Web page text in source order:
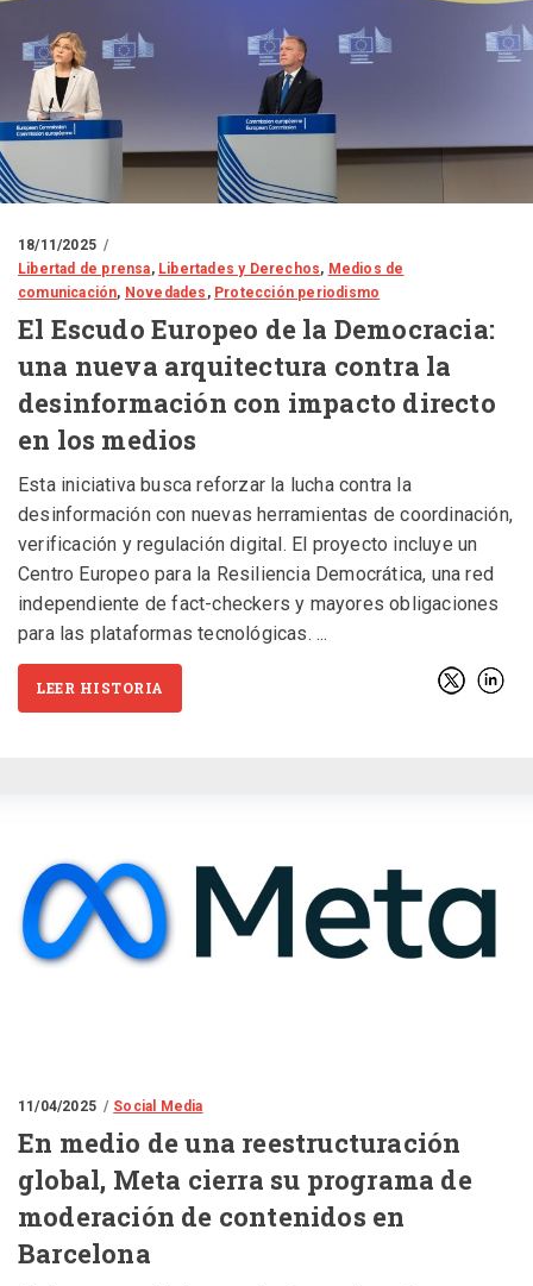
18/11/2025
Libertad de prensa, Libertades y Derechos, Medios de
comunicación, Novedades , Protección periodismo
El Escudo Europeo de la Democracia:
una nueva arquitectura contra la
desinformación con impacto directo
en los medios
Esta iniciativa busca reforzar la lucha contra la
desinformación con nuevas herramientas de coordinación,
verificación y regulación digital. El proyecto incluye un
Centro Europeo para la Resiliencia Democrática, una red
independiente de fact-checkers y mayores obligaciones
para las plataformas tecnológicas.
LEER HISTORIA
11/04/2025 Social Media
En medio de una reestructuración
global, Meta cierra su programa de
moderación de contenidos en
Barcelona